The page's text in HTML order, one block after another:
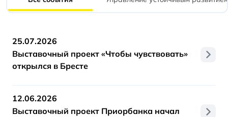
25.07.2026
Выставочный проект «Чтобы чувствовать»
открылся в Бресте
12.06.2026
Выставочный проект Приорбанка начал